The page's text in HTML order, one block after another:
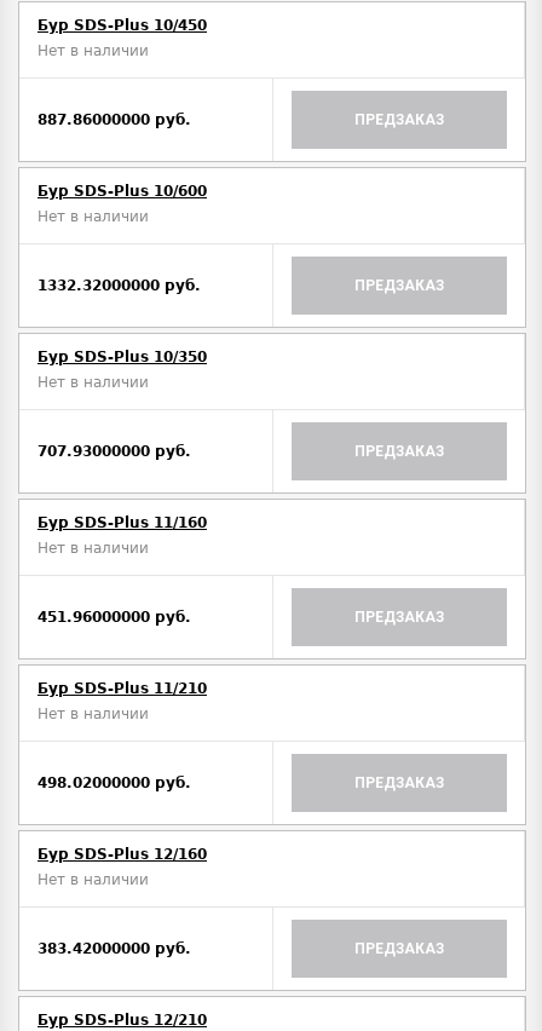
Бур SDS-Plus 10/450
Нет в наличии
887.86000000 руб. ПРЕДЗАКАЗ
Бур SDS-Plus 10/600
Нет в наличии
1332.32000000 руб. ПРЕДЗАКАЗ
Бур SDS-Plus 10/350
Нет в наличии
707.93000000 руб. ПРЕДЗАКАЗ
Бур SDS-Plus 11/160
Нет в наличии
451.96000000 руб. ПРЕДЗАКАЗ
Бур SDS-Plus 11/210
Нет в наличии
498.02000000 руб. ПРЕДЗАКАЗ
Бур SDS-Plus 12/160
Нет в наличии
383.42000000 руб. ПРЕДЗАКАЗ
Бур SDS-Plus 12/210